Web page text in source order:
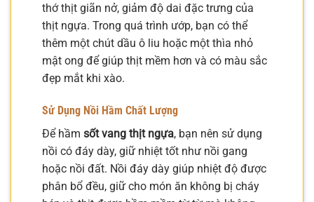
thớ thịt giãn nở, giảm độ dai đặc trưng của
thịt ngựa. Trong quá trình ướp, bạn có thể
thêm một chút dầu ô liu hoặc một thìa nhỏ
mật ong để giúp thịt mềm hơn và có màu sắc
đẹp mắt khi xào.
Sử Dụng Nồi Hầm Chất Lượng
Để hầm sốt vang thịt ngựa, bạn nên sử dụng
nồi có đáy dày, giữ nhiệt tốt như nồi gang
hoặc nồi đất. Nồi đáy dày giúp nhiệt độ được
phân bổ đều, giữ cho món ăn không bị cháy